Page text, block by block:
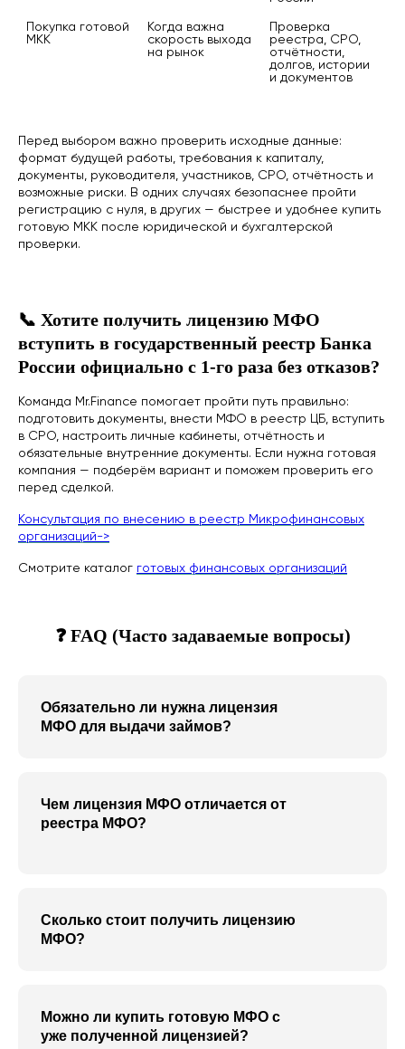
Покупка готовой
МКК
Когда важна
скорость выхода
на рынок
Проверка
реестра, СРО,
отчётности,
долгов, истории
и документов
Перед выбором важно проверить исходные данные:
формат будущей работы, требования к капиталу,
документы, руководителя, участников, СРО, отчётность и
возможные риски. В одних случаях безопаснее пройти
регистрацию с нуля, в других — быстрее и удобнее купить
готовую МКК после юридической и бухгалтерской
проверки.
📞 Хотите получить лицензию МФО
вступить в государственный реестр Банка
России официально с 1-го раза без отказов?
Команда Mr.Finance помогает пройти путь правильно:
подготовить документы, внести МФО в реестр ЦБ, вступить
в СРО, настроить личные кабинеты, отчётность и
обязательные внутренние документы. Если нужна готовая
компания — подберём вариант и поможем проверить его
перед сделкой.
Консультация по внесению в реестр Микрофинансовых
организаций->
Смотрите каталог готовых финансовых организаций
❓ FAQ (Часто задаваемые вопросы)
Обязательно ли нужна лицензия
МФО для выдачи займов?
Чем лицензия МФО отличается от
реестра МФО?
Сколько стоит получить лицензию
МФО?
Можно ли купить готовую МФО с
уже полученной лицензией?